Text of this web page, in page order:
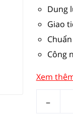
Dung
Giao
Công
Xem
–